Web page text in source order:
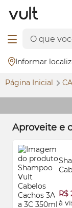
Informar
Página Inicial
Aproveite e
R$
à